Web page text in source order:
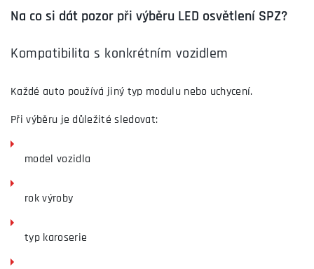
Na co si dát pozor při výběru LED osvětlení SPZ?
Kompatibilita s konkrétním vozidlem
Každé auto používá jiný typ modulu nebo uchycení.
Při výběru je důležité sledovat:
model vozidla
rok výroby
typ karoserie